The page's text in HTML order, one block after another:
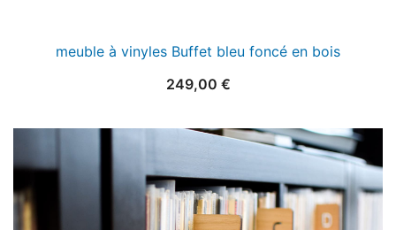
meuble à vinyles Buffet bleu foncé en bois
249,00 €